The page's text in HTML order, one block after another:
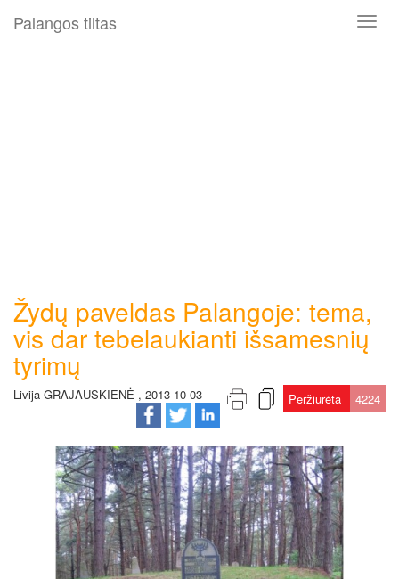
Toggle
Palangos tiltas
Žydų paveldas Palangoje: tema,
vis dar tebelaukianti išsamesnių
tyrimų
Livija GRAJAUSKIENĖ , 2013-10-03 Peržiūrėta 4224